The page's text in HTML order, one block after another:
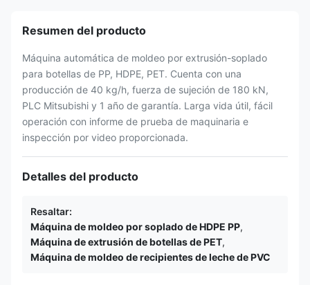
Resumen del producto
Máquina automática de moldeo por extrusión-soplado
para botellas de PP, HDPE, PET. Cuenta con una
producción de 40 kg/h, fuerza de sujeción de 180 kN,
PLC Mitsubishi y 1 año de garantía. Larga vida útil, fácil
operación con informe de prueba de maquinaria e
inspección por video proporcionada.
Detalles del producto
Resaltar:
Máquina de moldeo por soplado de HDPE PP,
Máquina de extrusión de botellas de PET,
Máquina de moldeo de recipientes de leche de PVC